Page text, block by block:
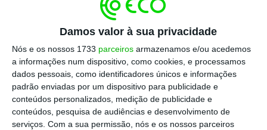
Damos valor à sua privacidade
Nós e os nossos 1733 parceiros armazenamos e/ou acedemos
a informações num dispositivo, como cookies, e processamos
dados pessoais, como identificadores únicos e informações
padrão enviadas por um dispositivo para publicidade e
conteúdos personalizados, medição de publicidade e
conteúdos, pesquisa de audiências e desenvolvimento de
serviços. Com a sua permissão, nós e os nossos parceiros
“Acabo de anunciar ao rei de Espanha que a
Espanha chegou a um acordo sobre
Gibraltar”, disse Sánchez, numa declaração
em direto na televisão.
“A Espanha retirou o veto e votará a favor do
‘Brexit'”, acrescentou.